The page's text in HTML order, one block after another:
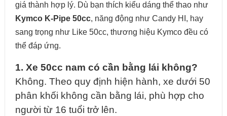
giá thành hợp lý. Dù bạn thích kiểu dáng thể thao như
Kymco K-Pipe 50cc, năng động như Candy HI, hay
sang trọng như Like 50cc, thương hiệu Kymco đều có
thể đáp ứng.
1. Xe 50cc nam có cần bằng lái không?
Không. Theo quy định hiện hành, xe dưới 50
phân khối không cần bằng lái, phù hợp cho
người từ 16 tuổi trở lên.